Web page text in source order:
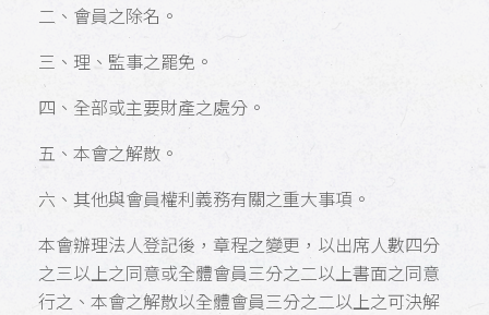
二、會員之除名。
三、理、監事之罷免。
四、全部或主要財產之處分。
五、本會之解散。
六、其他與會員權利義務有關之重大事項。
本會辦理法人登記後，章程之變更，以出席人數四分
之三以上之同意或全體會員三分之二以上書面之同意
行之、本會之解散以全體會員三分之二以上之可決解